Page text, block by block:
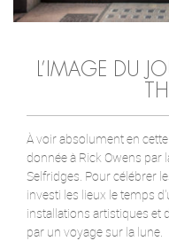
L’IMAGE DU
À voir absolument en
donnée à Rick Owens
Selfridges. Pour célébrer
investi les lieux le temps
installations artistiques et
par un voyage sur la lune.